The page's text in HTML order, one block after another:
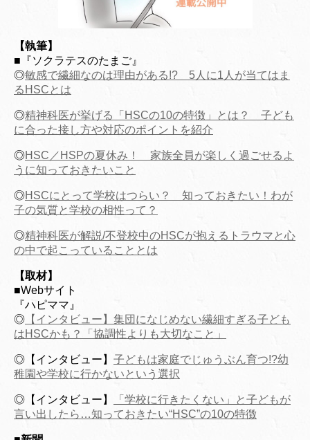
【執筆】
■『ソクラテスのたまご』
◎敏感で繊細なのは理由がある!? 5人に1人が当てはま
るHSCとは
◎精神科医が挙げる「HSCの10の特徴」とは？ 子ども
に合った接し方や対応のポイントを紹介
◎HSC／HSPの夏休み！ 家族全員が楽しく過ごせるよ
うに知っておきたいこと
◎HSCにとって学校はつらい？ 知っておきたい！わが
子の気質と学校の相性って？
◎精神科医が解説/不登校中のHSCが抱えるトラウマと心
の中で起こっていることとは
【取材】
■Webサイト
『ハピママ』
◎ 【インタビュー】集団になじめない繊細すぎる子ども
はHSCかも？「協調性よりも大切なこと」
◎【インタビュー】 子どもは家庭でじゅうぶん育つ!?幼
稚園や学校に行かないという選択
◎【インタビュー】
「学校に行きたくない」と子どもが
言い出したら…知っておきたい“HSC”の10の特徴